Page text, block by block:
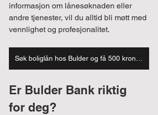
informasjon om lånesøknaden eller
andre tjenester, vil du alltid bli møtt med
vennlighet og profesjonalitet.
Er Bulder Bank riktig
for deg?